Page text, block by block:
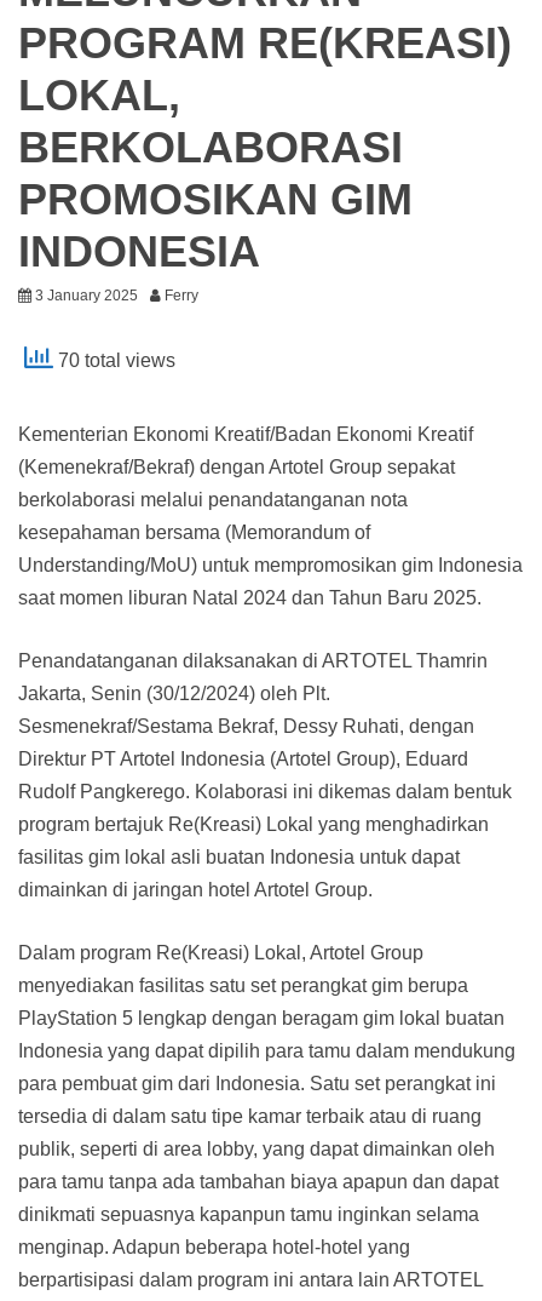
PROGRAM RE(KREASI)
LOKAL,
BERKOLABORASI
PROMOSIKAN GIM
INDONESIA
3 January 2025 Ferry
70 total views
Kementerian Ekonomi Kreatif/Badan Ekonomi Kreatif
(Kemenekraf/Bekraf) dengan Artotel Group sepakat
berkolaborasi melalui penandatanganan nota
kesepahaman bersama (Memorandum of
Understanding/MoU) untuk mempromosikan gim Indonesia
saat momen liburan Natal 2024 dan Tahun Baru 2025.
Penandatanganan dilaksanakan di ARTOTEL Thamrin
Jakarta, Senin (30/12/2024) oleh Plt.
Sesmenekraf/Sestama Bekraf, Dessy Ruhati, dengan
Direktur PT Artotel Indonesia (Artotel Group), Eduard
Rudolf Pangkerego. Kolaborasi ini dikemas dalam bentuk
program bertajuk Re(Kreasi) Lokal yang menghadirkan
fasilitas gim lokal asli buatan Indonesia untuk dapat
dimainkan di jaringan hotel Artotel Group.
Dalam program Re(Kreasi) Lokal, Artotel Group
menyediakan fasilitas satu set perangkat gim berupa
PlayStation 5 lengkap dengan beragam gim lokal buatan
Indonesia yang dapat dipilih para tamu dalam mendukung
para pembuat gim dari Indonesia. Satu set perangkat ini
tersedia di dalam satu tipe kamar terbaik atau di ruang
publik, seperti di area lobby, yang dapat dimainkan oleh
para tamu tanpa ada tambahan biaya apapun dan dapat
dinikmati sepuasnya kapanpun tamu inginkan selama
menginap. Adapun beberapa hotel-hotel yang
berpartisipasi dalam program ini antara lain ARTOTEL